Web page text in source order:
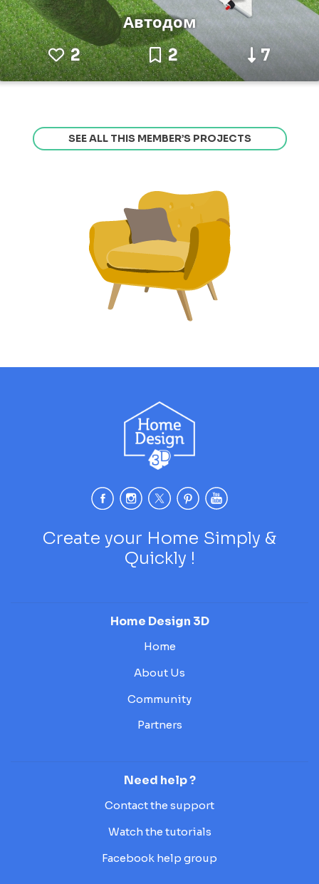
Автодом
2
2 7
SEE ALL THIS MEMBER’S PROJECTS
Create your Home Simply &
Quickly !
Home Design 3D
Home
About Us
Community
Partners
Need help ?
Contact the support
Watch the tutorials
Facebook help group